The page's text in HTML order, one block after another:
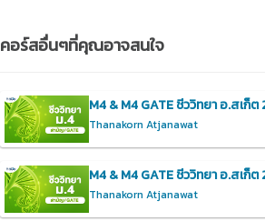
คอร์สอื่นๆที่คุณอาจสนใจ
M4 & M4 GATE ชีววิทยา อ.สเก็
Thanakorn Atjanawat
M4 & M4 GATE ชีววิทยา อ.สเก็
Thanakorn Atjanawat